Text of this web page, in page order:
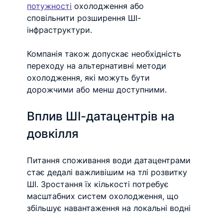
потужності охолодження або
сповільнити розширення ШІ-
інфраструктури.
Компанія також допускає необхідність
переходу на альтернативні методи
охолодження, які можуть бути
дорожчими або менш доступними.
Вплив ШІ-датацентрів на
довкілля
Питання споживання води датацентрами
стає дедалі важливішим на тлі розвитку
ШІ. Зростання їх кількості потребує
масштабних систем охолодження, що
збільшує навантаження на локальні водні